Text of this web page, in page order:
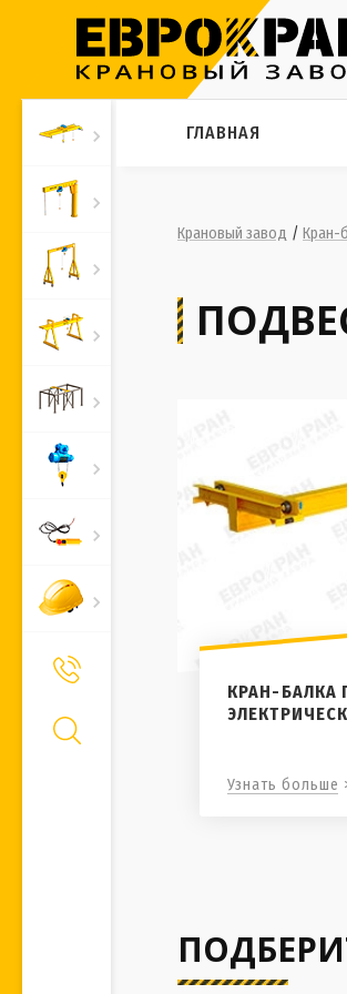
ГЛАВНАЯ
Крановый завод / Кран-
КРАН-БАЛКА
Узнать больше